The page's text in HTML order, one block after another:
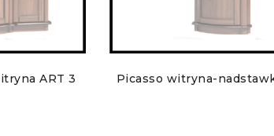
ART 3 Picasso witryna-